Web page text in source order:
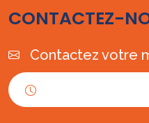
CONTACTEZ-
Contactez votre